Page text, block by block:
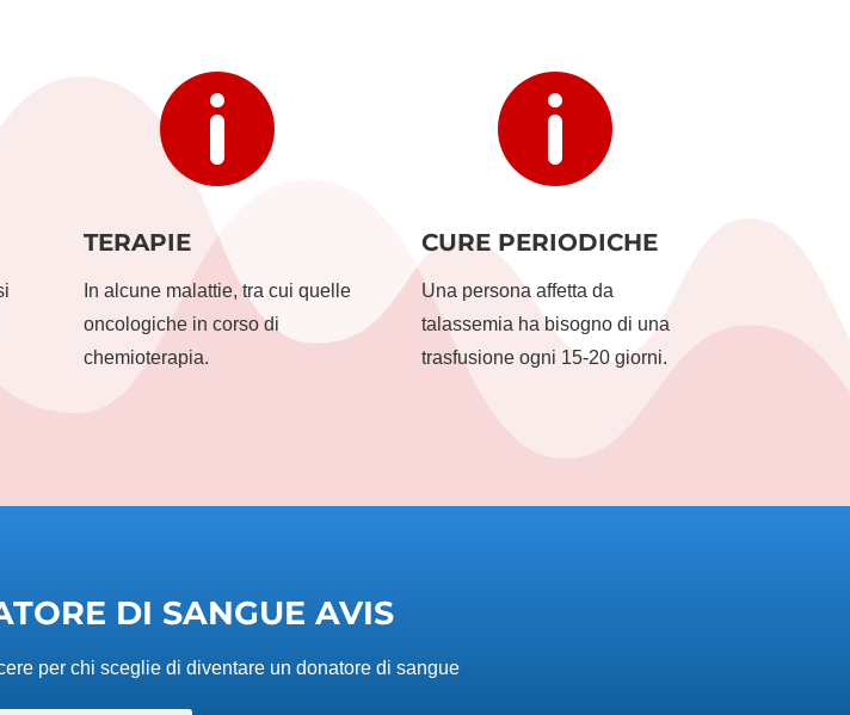

TERAPIE
In alcune malattie, tra cui quelle
oncologiche in corso di
chemioterapia.

CURE PERIODICHE
Una persona affetta da
talassemia ha bisogno di una
trasfusione ogni 15-20 giorni.
DI SANGUE AVIS
per chi sceglie di diventare un donatore di sangue